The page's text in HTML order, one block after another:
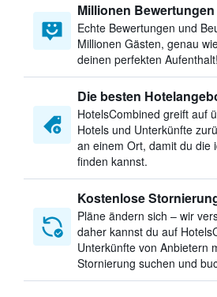
Millionen Bewertungen
Echte Bewertungen und
Millionen Gästen, genau
deinen perfekten Aufenthalt!
Die besten
HotelsCombined greift auf
Hotels und Unterkünfte
an einem Ort, damit du die
finden kannst.
Kostenlose
Pläne ändern sich – wir
daher kannst du auf
Unterkünfte von Anbietern
Stornierung suchen und